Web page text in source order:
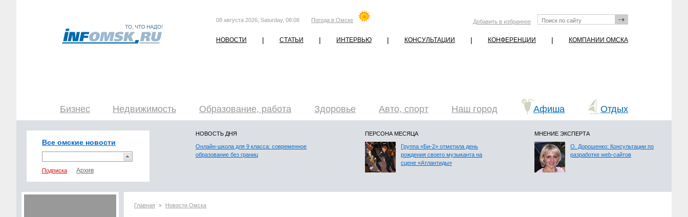
08 августа 2026, Saturday, 08:08 Погода в Омске Добавить в избранное
НОВОСТИ | СТАТЬИ | ИНТЕРВЬЮ | КОНСУЛЬТАЦИИ | КОНФЕРЕНЦИИ | КОМПАНИИ ОМСКА
Бизнес Недвижимость Образование, работа Здоровье Авто, спорт Наш город Афиша Отдых
Все омские новости
Подписка
НОВОСТЬ ДНЯ
Онлайн-школа для 9 класса: современное
образование без границ
ПЕРСОНА МЕСЯЦА
Группа «Би-2» отметила день
рождения своего музыканта на
сцене «Атлантиды»
МНЕНИЕ ЭКСПЕРТА
О. Дорошенко: Консультации по
разработке web-сайтов
Главная > Новости Омска